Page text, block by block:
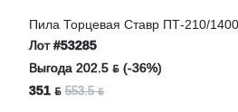
Пила Торцевая Ставр ПТ-210/
Лот#53285
Выгода 202.5 ƃ (-36%)
351 ƃ 553.5 ƃ